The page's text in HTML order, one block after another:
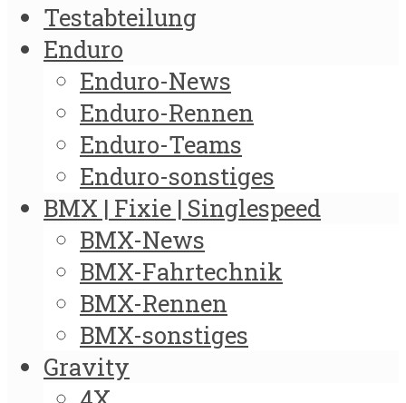
Testabteilung
Enduro
Enduro-News
Enduro-Rennen
Enduro-Teams
Enduro-sonstiges
BMX | Fixie | Singlespeed
BMX-News
BMX-Fahrtechnik
BMX-Rennen
BMX-sonstiges
Gravity